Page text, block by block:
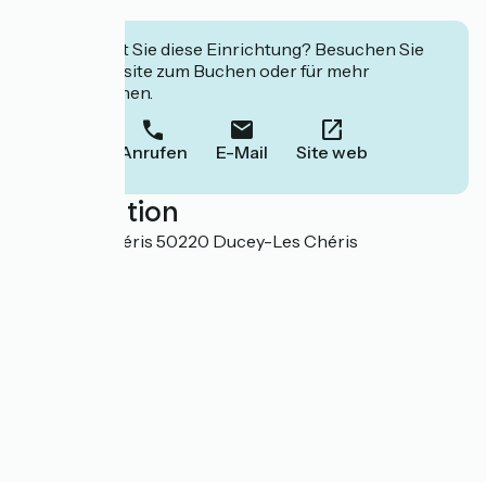
Interessiert Sie diese Einrichtung? Besuchen Sie
deren Website zum Buchen oder für mehr
Informationen.
Anrufen E-Mail Site web
Localisation
14 rue des Chéris 50220 Ducey-Les Chéris